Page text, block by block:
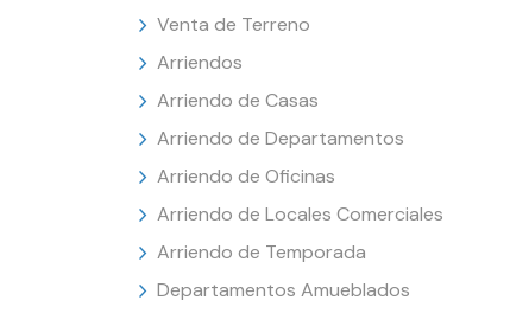
Venta de Terreno
Arriendos
Arriendo de Casas
Arriendo de Departamentos
Arriendo de Oficinas
Arriendo de Locales Comerciales
Arriendo de Temporada
Departamentos Amueblados